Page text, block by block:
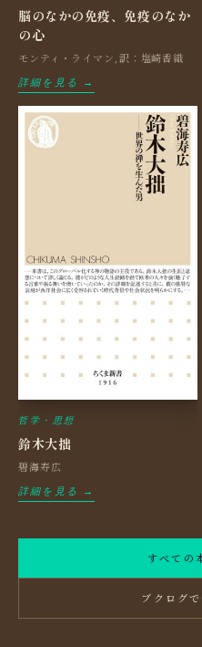
脳のなかの免疫、免疫のなか
の心
モンティ・ライマン,訳：塩崎香織
詳細を見る →
哲学・思想
鈴木大拙
碧海寿広
詳細を見る →
すべての
ブクログ